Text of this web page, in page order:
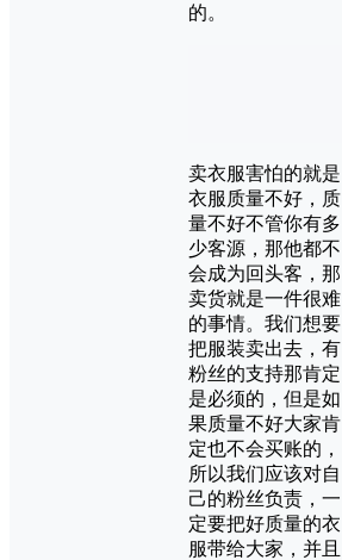
的。
卖衣服害怕的就是
衣服质量不好，质
量不好不管你有多
少客源，那他都不
会成为回头客，那
卖货就是一件很难
的事情。我们想要
把服装卖出去，有
粉丝的支持那肯定
是必须的，但是如
果质量不好大家肯
定也不会买账的，
所以我们应该对自
己的粉丝负责，一
定要把好质量的衣
服带给大家，并且